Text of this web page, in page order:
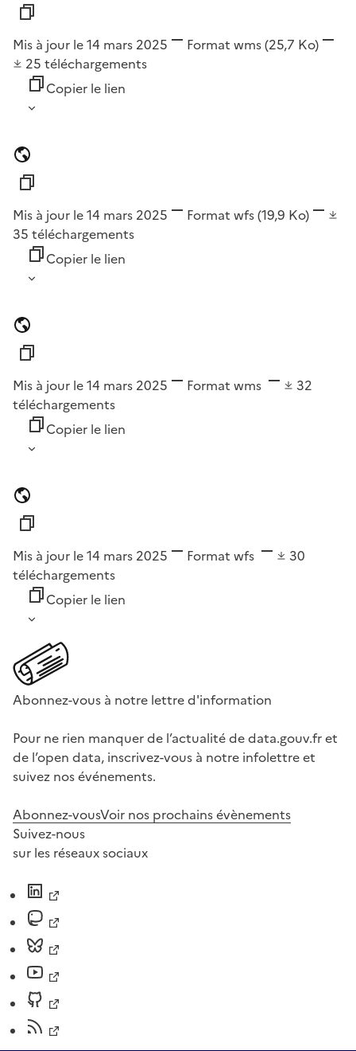
Mis à jour le 14 mars 2025 Format wms(25,7 Ko)
25 téléchargements
Copier le lien
Mis à jour le 14 mars 2025 Format wfs(19,9 Ko)
35 téléchargements
Copier le lien
Mis à jour le 14 mars 2025 Format wms
32
téléchargements
Copier le lien
Mis à jour le 14 mars 2025 Format wfs
30
téléchargements
Copier le lien
Abonnez-vous à notre lettre d'information
Pour ne rien manquer de l’actualité de data.gouv.fr et
de l’open data, inscrivez-vous à notre infolettre et
suivez nos événements.
Abonnez-vousVoir nos prochains évènements
Suivez-nous
sur les réseaux sociaux